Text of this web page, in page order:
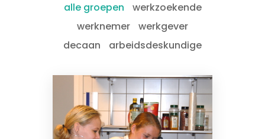
alle groepen
werkzoekende
werknemer
werkgever
decaan
arbeidsdeskundige